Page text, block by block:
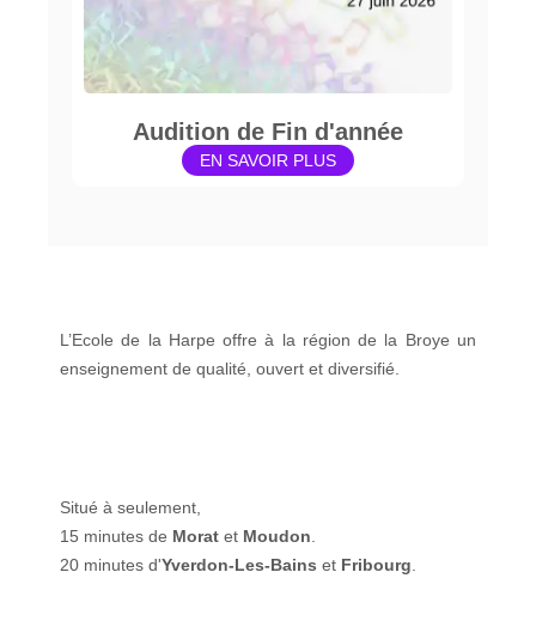
Audition de Fin d'année
EN SAVOIR PLUS
L’Ecole de la Harpe offre à la région de la Broye un
enseignement de qualité, ouvert et diversifié.
Situé à seulement,
15 minutes de Morat et Moudon
20 minutes d'Yverdon-Les-Bains et Fribourg